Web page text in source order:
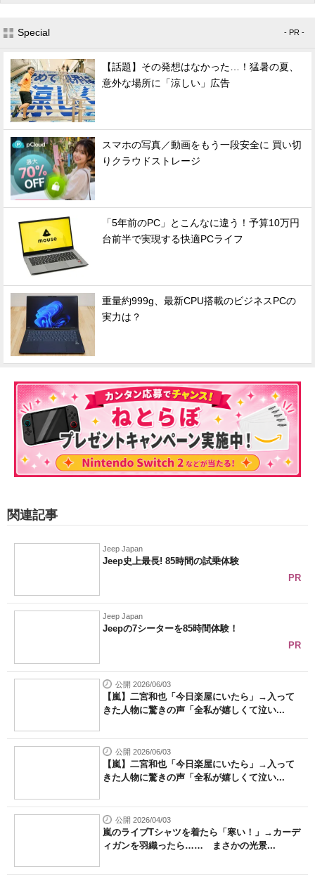
Special - PR -
【話題】その発想はなかった…！猛暑の夏、
意外な場所に「涼しい」広告
スマホの写真／動画をもう一段安全に 買い切
りクラウドストレージ
「5年前のPC」とこんなに違う！予算10万円
台前半で実現する快適PCライフ
重量約999g、最新CPU搭載のビジネスPCの
実力は？
関連記事
Jeep Japan
Jeep史上最長! 85時間の試乗体験
PR
Jeep Japan
Jeepの7シーターを85時間体験！
PR
公開 2026/06/03
【嵐】二宮和也「今日楽屋にいたら」→入って
きた人物に驚きの声「全私が嬉しくて泣い...
公開 2026/06/03
【嵐】二宮和也「今日楽屋にいたら」→入って
きた人物に驚きの声「全私が嬉しくて泣い...
公開 2026/04/03
嵐のライブTシャツを着たら「寒い！」→カーデ
ィガンを羽織ったら…… まさかの光景...